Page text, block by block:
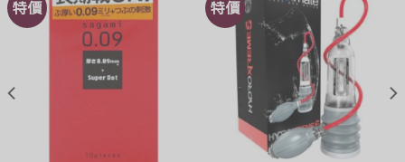
特價 特價
Add to
Wishlist